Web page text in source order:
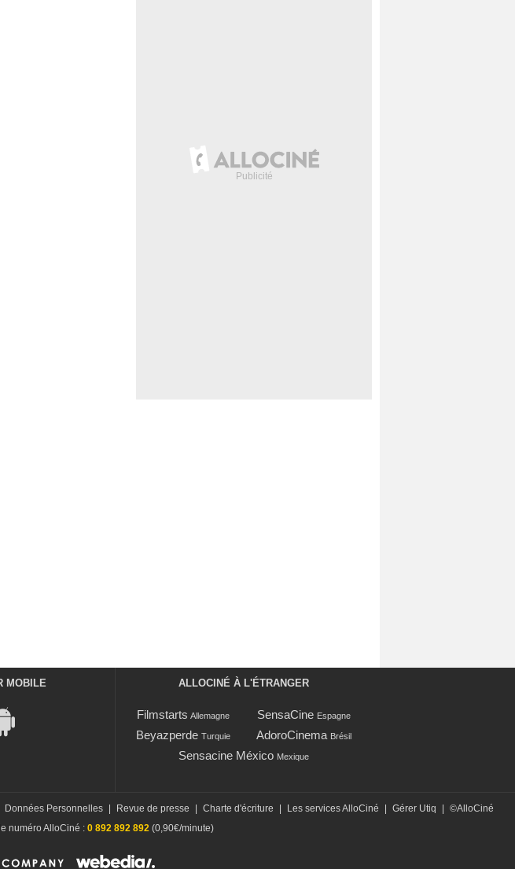
MOBILE ALLOCINÉ À L'ÉTRANGER
Filmstarts Allemagne SensaCine Espagne
Beyazperde Turquie AdoroCinema Brésil
Sensacine México Mexique
Données Personnelles Revue de presse Charte d'écriture Les services AlloCiné Gérer Utiq
©AlloCiné
numéro AlloCiné : 0 892 892 892 (0,90€/minute)